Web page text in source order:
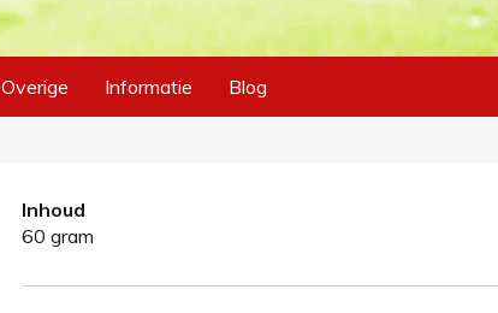
Overige Informatie Blog
Inhoud
60 gram